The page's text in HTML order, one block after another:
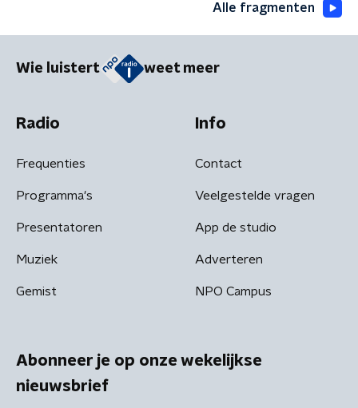
Alle fragmenten
Wie luistert weet meer
Radio
Frequenties
Programma's
Presentatoren
Muziek
Gemist
Info
Contact
Veelgestelde vragen
App de studio
Adverteren
NPO Campus
Abonneer je op onze wekelijkse
nieuwsbrief